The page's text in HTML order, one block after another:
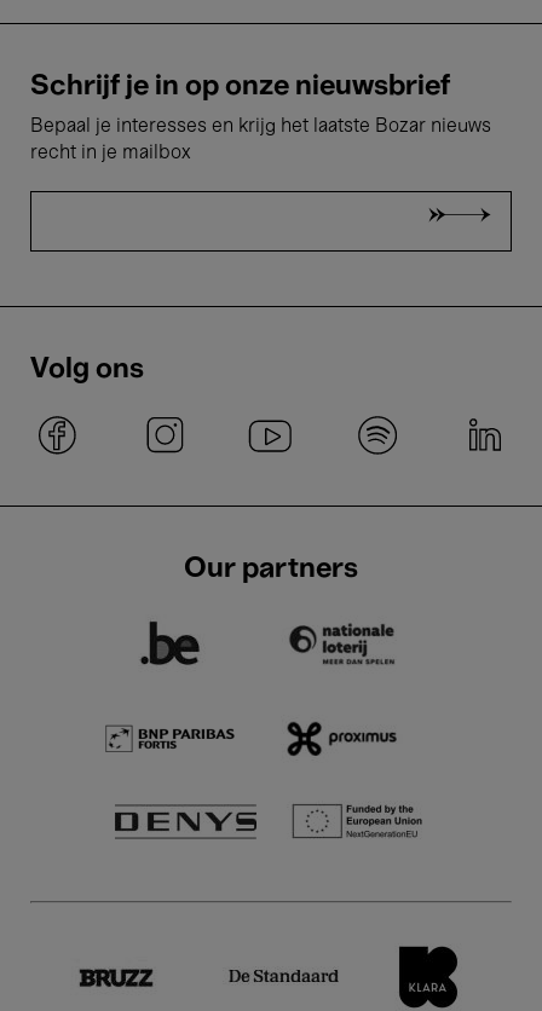
Schrijf je in op onze nieuwsbrief
Bepaal je interesses en krijg het laatste Bozar nieuws
recht in je mailbox
Volg ons
Our partners